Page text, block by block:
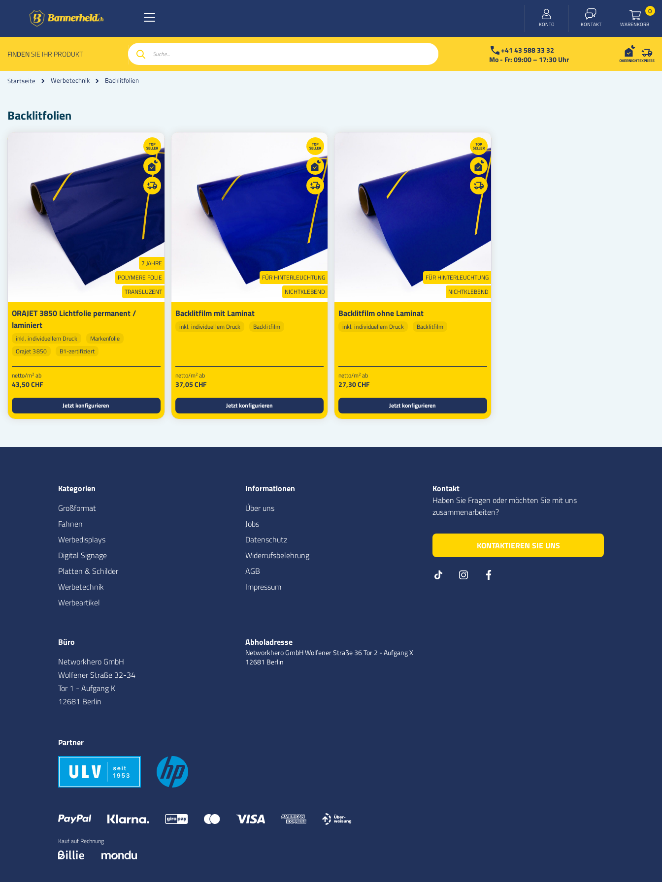
KONTO KONTAKT WARENKORB
0
FINDENSIE IHR PRODUKT
Suche
+41 43 588 33 32
Mo - Fr: 09:00 – 17:30 Uhr
Startseite Werbetechnik Backlitfolien
Backlitfolien
7 JAHRE
POLYMERE FOLIE
TRANSLUZENT
ORAJET 3850 Lichtfolie permanent /
laminiert
inkl. individuellem Druck
Markenfolie
Orajet 3850
B1-zertifiziert
netto/m2 ab
43,50 CHF
Jetzt konfigurieren
FÜR HINTERLEUCHTUNG
NICHTKLEBEND
Backlitfilm mit Laminat
inkl. individuellem Druck Backlitfilm
netto/m2ab
37,05 CHF
Jetzt konfigurieren
FÜR HINTERLEUCHTUNG
NICHTKLEBEND
Backlitfilm ohne Laminat
inkl. individuellem Druck Backlitfilm
netto/m2 ab
27,30 CHF
Jetzt konfigurieren
Kontakt
Haben Sie Fragen oder möchten Sie mit uns
zusammenarbeiten?
KONTAKTIEREN SIE UNS
Kategorien
Großformat
Fahnen
Werbedisplays
Digital Signage
Platten & Schilder
Werbetechnik
Werbeartikel
Informationen
Über uns
Jobs
Datenschutz
Widerrufsbelehrung
AGB
Impressum
Büro
Networkhero GmbH
Wolfener Straße 32-34
Tor 1 - Aufgang K
12681 Berlin
Abholadresse
Networkhero GmbHWolfener Straße 36Tor 2 - Aufgang X
12681 Berlin
Partner
Kauf auf Rechnung